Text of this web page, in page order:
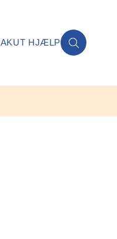
AKUT HJÆLP